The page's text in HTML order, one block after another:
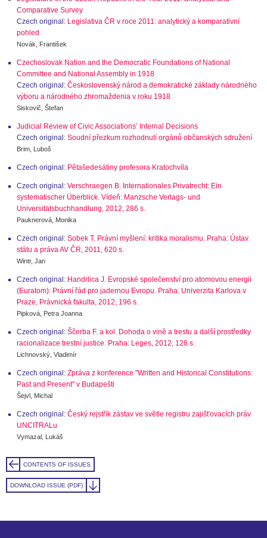
Comparative Survey
Czech original: Legislativa ČR v roce 2011: analytický a komparativní
pohled
Novák, František
Czechoslovak Nation and the Democratic Foundations of National
Committee and National Assembly in 1918
Czech original: Československý národ a demokratické základy národného
výboru a národného zhromaždenia v roku 1918
Siskovič, Štefan
Judicial Review of Civic Associations’ Internal Decisions
Czech original: Soudní přezkum rozhodnutí orgánů občanských sdružení
Brim, Luboš
Czech original: Pětašedesátiny profesora Kratochvíla
Czech original: Verschraegen B. Internationales Privatrecht: Ein
systematischer Überblick. Vídeň: Manzsche Verlags- und
Universitätsbuchhandlung, 2012, 286 s.
Pauknerová, Monika
Czech original: Sobek T. Právní myšlení: kritika moralismu. Praha: Ústav
státu a práva AV ČR, 2011, 620 s.
Wintr, Jan
Czech original: Handrlica J. Evropské společenství pro atomovou energii
(Euratom): Právní řád pro jadernou Evropu. Praha: Univerzita Karlova v
Praze, Právnická fakulta, 2012, 196 s.
Pipková, Petra Joanna
Czech original: Ščerba F. a kol. Dohoda o vině a trestu a další prostředky
racionalizace trestní justice. Praha: Leges, 2012, 128 s.
Lichnovský, Vladimír
Czech original: Zpráva z konference "Written and Historical Constitutions:
Past and Present" v Budapešti
Šejvl, Michal
Czech original: Český rejstřík zástav ve světle registru zajišťovacích práv
UNCITRALu
Vymazal, Lukáš
CONTENTS OF ISSUES
DOWNLOAD ISSUE (PDF)